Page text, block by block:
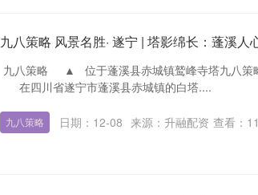
九八策略 风景名胜· 遂宁 | 塔影绵长：蓬溪人
九八策略 ▲ 位于蓬溪县赤城镇鹫峰寺塔九
在四川省遂宁市蓬溪县赤城镇的白塔....
九八策略 日期：12-08 来源：升融配资 查看：